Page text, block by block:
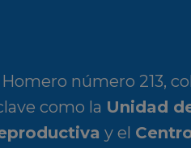
número 213,
como la Unidad
y el